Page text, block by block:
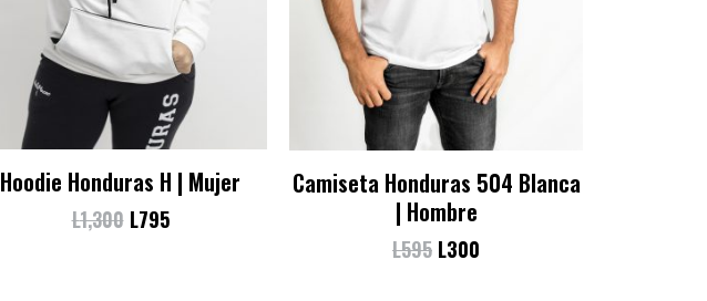
Hoodie Honduras H | Mujer
L1,300 L795
Camiseta Honduras 504 Blanca
| Hombre
L595 L300